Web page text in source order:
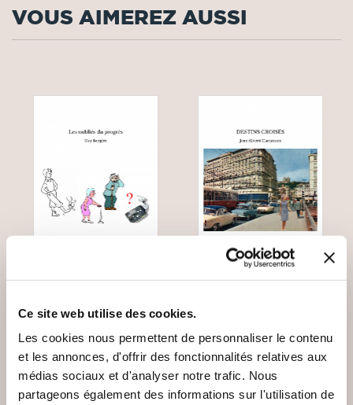
Ce site web utilise des cookies.
Les cookies nous permettent de personnaliser le contenu
et les annonces, d'offrir des fonctionnalités relatives aux
médias sociaux et d'analyser notre trafic. Nous
partageons également des informations sur l'utilisation de
VOUS AIMEREZ AUSSI
Guy Bergère
LES OUBLIÉS DU
PROGRÈS
Jean Alberti Claramunt